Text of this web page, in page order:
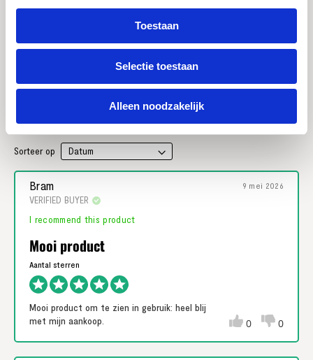
Toestaan
Selectie toestaan
Alleen noodzakelijk
5
4 reviews
100% (4)
Sorteer op
Bram
VERIFIED BUYER
9 mei 2026
I recommend this product
Mooi product
Mooi product om te zien in gebruik: heel blij
met mijn aankoop.
0 0